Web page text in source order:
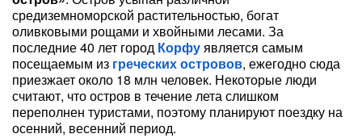
средиземноморской растительностью, богат
оливковыми рощами и хвойными лесами. За
последние 40 лет город Корфуявляется самым
посещаемым из греческих островов, ежегодно сюда
приезжает около 18 млн человек. Некоторые люди
считают, что остров в течение лета слишком
переполнен туристами, поэтому планируют поездку на
осенний, весенний период.